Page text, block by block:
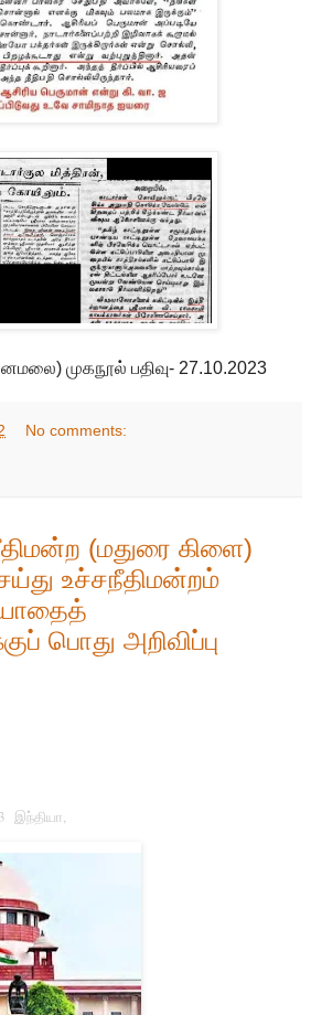
முகநூல் பதிவு- 27.10.2023
No comments:
(மதுரை கிளை)
உச்சநீதிமன்றம்
பொது அறிவிப்பு
இந்தியா,